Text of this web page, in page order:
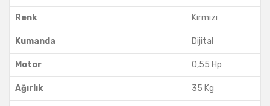
Renk Kırmızı
Kumanda Dijital
Motor 0,55 Hp
Ağırlık 35 Kg